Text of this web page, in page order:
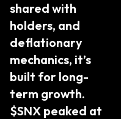
shared with
holders, and
deflationary
mechanics, it’s
built for long-
term growth.
$SNX peaked at